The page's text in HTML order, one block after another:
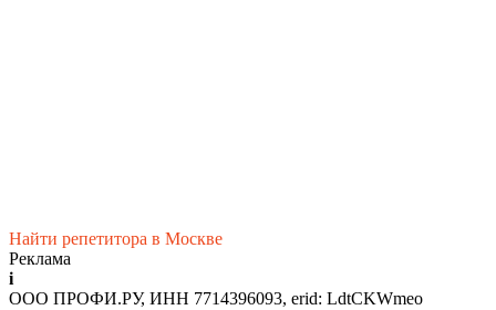
Найти репетитора в Москве
Реклама
i
ООО ПРОФИ.РУ, ИНН 7714396093, erid: LdtCKWmeo